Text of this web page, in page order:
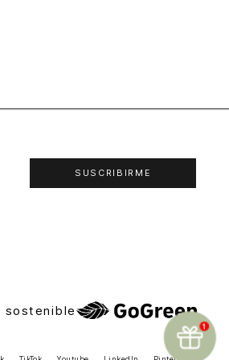
SUSCRIBIRME
sostenible